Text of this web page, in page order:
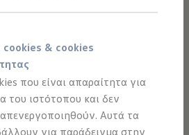
& cookies
που είναι απαραίτητα για
του ιστότοπου και δεν
Αυτά τα
για παράδειγμα στην
ehybrid
αυτοκίνητα
αυτονομίας
χρόνου φόρτισης
κόστους φόρτισης
λογισμικού
Φόρτισης
σημείων φόρτισης